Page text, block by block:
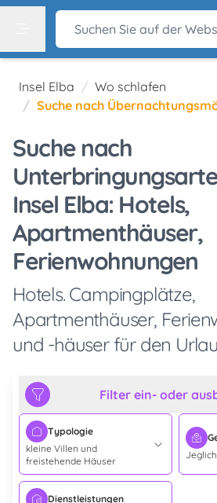
Suchen Sie auf der Website
Insel Elba
Wo schlafen
Suche nach
Suche nach
Insel Elba: Hotels,
Apartmenthäuser,
Ferienwohnungen
Hotels. Campingplätze,
Apartmenthäuser,
und -häuser für den
Filter ein- oder
Typologie
kleine Villen und
freistehende Häuser
Dienstleistungen